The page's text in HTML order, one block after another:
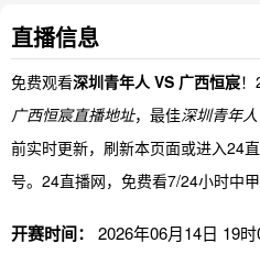
直播信息
免费观看深圳青年人 VS 广西恒宸
广西恒宸直播地址，最佳深圳青年
前实时更新，刷新本页面或进入24
号。24直播网，免费看7/24小时中甲
开赛时间： 2026年06月14日 19